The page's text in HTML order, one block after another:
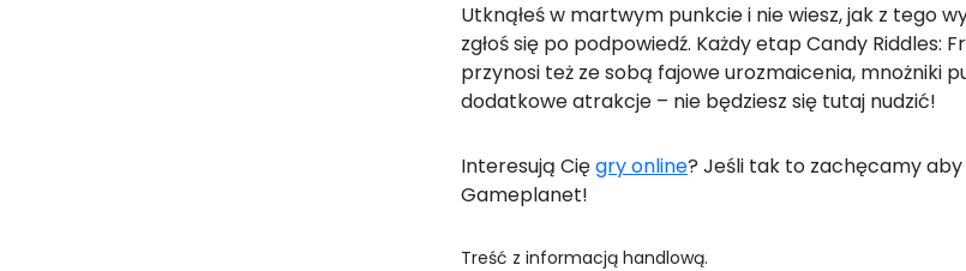
Utknąłeś w martwym punkcie i nie wiesz, jak z tego
zgłoś się po podpowiedź. Każdy etap Candy Riddles:
przynosi też ze sobą fajowe urozmaicenia, mnożniki
dodatkowe atrakcje – nie będziesz się tutaj nudzić!
Interesują Cięgry online? Jeśli tak to zachęcamy
Gameplanet!
Treść z informacją handlową.